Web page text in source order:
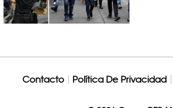
Contacto Política De Privacidad